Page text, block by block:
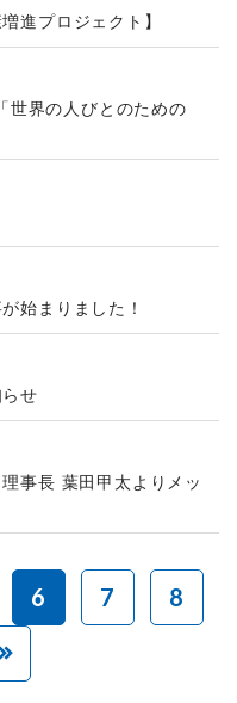
進プロジェクト】
世界の人びとのための
始まりました！
せ
事長 葉田甲太よりメッ
6 7
8